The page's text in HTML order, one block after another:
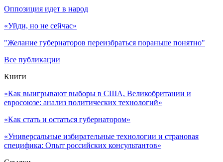
Оппозиция идет в народ
«Уйди, но не сейчас»
"Желание губернаторов переизбраться пораньше понятно"
Все публикации
Книги
«Как выигрывают выборы в США, Великобритании и
евросоюзе: анализ политических технологий»
«Как стать и остаться губернатором»
«Универсальные избирательные технологии и страновая
специфика: Опыт российских консультантов»